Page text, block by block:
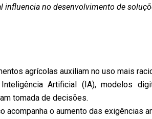
influencia no desenvolvimento de
agrícolas auxiliam no uso mais
Artificial (IA), modelos
tomada de decisões.
acompanha o aumento das exigências